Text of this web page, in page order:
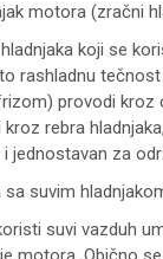
motora (zračni
koji se
rashladnu
provodi kroz
rebra
jednostavan za
suvim
suvi vazduh